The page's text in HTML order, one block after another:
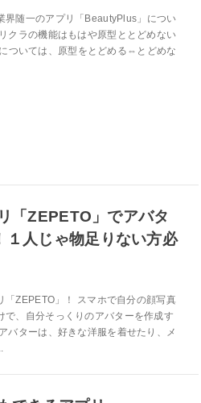
界随一のアプリ「BeautyPlus」につい
クラの機能はもはや原型ととどめない
ついては、原型をとどめる⇔とどめな
「ZEPETO」でアバタ
１人じゃ物足りない方必
「ZEPETO」！ スマホで自分の顔写真
で、自分そっくりのアバターを作成す
バターは、好きな洋服を着せたり、メ